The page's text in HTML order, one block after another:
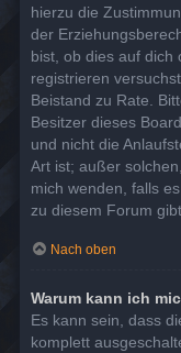
hierzu die
der
bist, ob dies auf dich
registrieren
Beistand zu Rate.
Besitzer dieses
und nicht die
Art ist; außer
mich wenden, falls
zu diesem Forum
Nach oben
Warum kann ich
Es kann sein, dass
komplett